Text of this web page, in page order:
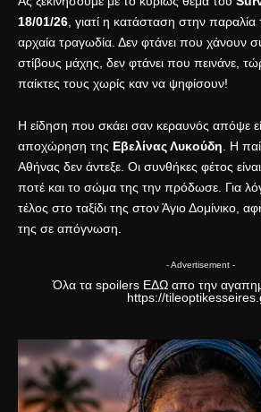
18/01/26 , γιατί η κατάσταση στην
αρχαία τραγωδία. Δεν φτάνει που χάνουν
στίβους μάχης, δεν φτάνει που πεινάνε,
παίκτες τους χωρίς καν να ψηφίσουν!
Η είδηση που σκάει σαν κεραυνός απόψε
αποχώρηση της Εβελίνας Λυκούδη . Η
Αθήνας δεν άντεξε. Οι συνθήκες φέτος
ποτέ και το σώμα της την πρόδωσε. Για
τέλος στο ταξίδι της στον Άγιο Δομίνικο,
της σε απόγνωση.
- Advertisement -
Όλα τα spoilers ΕΔΩαπο την
https://